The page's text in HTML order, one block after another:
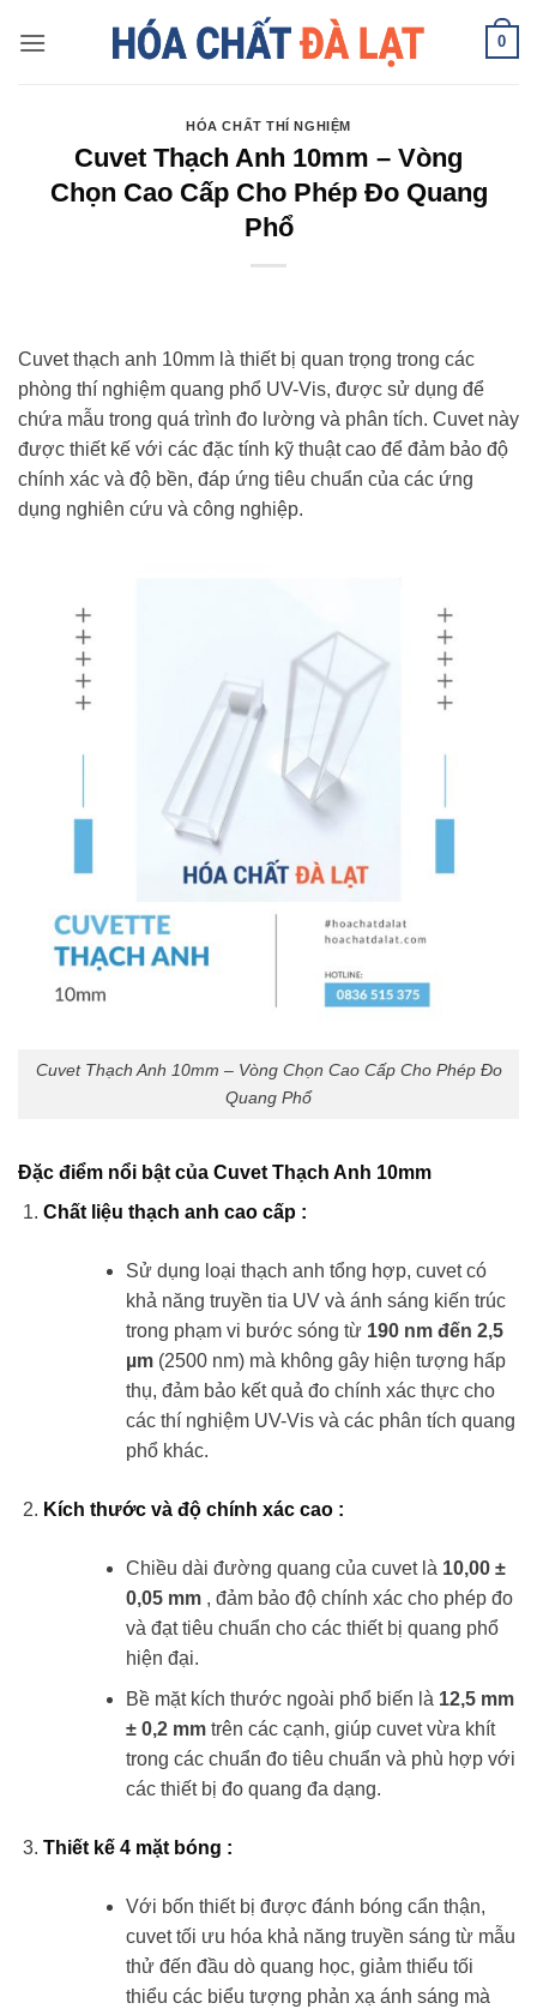
0
HÓA CHẤT THÍ NGHIỆM
Cuvet Thạch Anh 10mm – Vòng
Chọn Cao Cấp Cho Phép Đo Quang
Phổ
Cuvet thạch anh 10mm là thiết bị quan trọng trong các
phòng thí nghiệm quang phổ UV-Vis, được sử dụng để
chứa mẫu trong quá trình đo lường và phân tích. Cuvet này
được thiết kế với các đặc tính kỹ thuật cao để đảm bảo độ
chính xác và độ bền, đáp ứng tiêu chuẩn của các ứng
dụng nghiên cứu và công nghiệp.
Cuvet Thạch Anh 10mm – Vòng Chọn Cao Cấp Cho Phép Đo
Quang Phổ
Đặc điểm nổi bật của Cuvet Thạch Anh 10mm
Chất liệu thạch anh cao cấp:
Sử dụng loại thạch anh tổng hợp, cuvet có
khả năng truyền tia UV và ánh sáng kiến ​​trúc
trong phạm vi bước sóng từ 190 nm đến 2,5
µm(2500 nm) mà không gây hiện tượng hấp
thụ, đảm bảo kết quả đo chính xác thực cho
các thí nghiệm UV-Vis và các phân tích quang
phổ khác​.
Kích thước và độ chính xác cao:
Chiều dài đường quang của cuvet là 10,00 ±
0,05 mm, đảm bảo độ chính xác cho phép đo
và đạt tiêu chuẩn cho các thiết bị quang phổ
hiện đại.
Bề mặt kích thước ngoài phổ biến là 12,5 mm
± 0,2 mmtrên các cạnh, giúp cuvet vừa khít
trong các chuẩn đo tiêu chuẩn và phù hợp với
các thiết bị đo quang đa dạng.
Thiết kế 4 mặt bóng :
Với bốn thiết bị được đánh bóng cẩn thận,
cuvet tối ưu hóa khả năng truyền sáng từ mẫu
thử đến đầu dò quang học, giảm thiểu tối
thiểu các biểu tượng phản xạ ánh sáng mà